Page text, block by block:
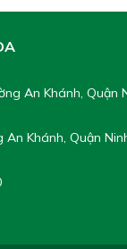
An Khánh, Quận
An Khánh, Quận